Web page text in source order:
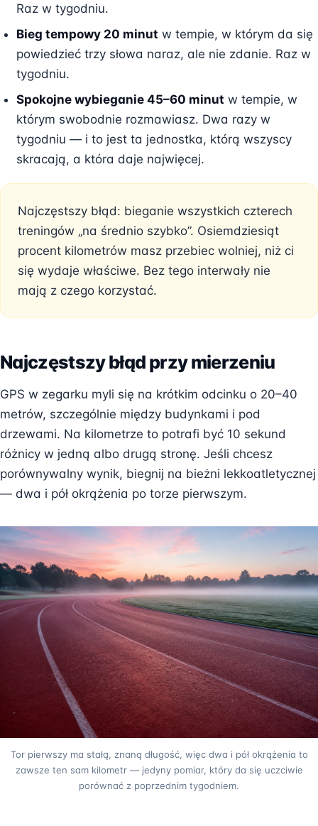
Raz w tygodniu.
Bieg tempowy 20 minut w tempie, w którym da się
powiedzieć trzy słowa naraz, ale nie zdanie. Raz w
tygodniu.
Spokojne wybieganie 45–60 minut w tempie, w
którym swobodnie rozmawiasz. Dwa razy w
tygodniu — i to jest ta jednostka, którą wszyscy
skracają, a która daje najwięcej.
Najczęstszy błąd: bieganie wszystkich czterech
treningów „na średnio szybko”. Osiemdziesiąt
procent kilometrów masz przebiec wolniej, niż ci
się wydaje właściwe. Bez tego interwały nie
mają z czego korzystać.
Najczęstszy błąd przy mierzeniu
GPS w zegarku myli się na krótkim odcinku o 20–40
metrów, szczególnie między budynkami i pod
drzewami. Na kilometrze to potrafi być 10 sekund
różnicy w jedną albo drugą stronę. Jeśli chcesz
porównywalny wynik, biegnij na bieżni lekkoatletycznej
— dwa i pół okrążenia po torze pierwszym.
Tor pierwszy ma stałą, znaną długość, więc dwa i pół okrążenia to
zawsze ten sam kilometr — jedyny pomiar, który da się uczciwie
porównać z poprzednim tygodniem.